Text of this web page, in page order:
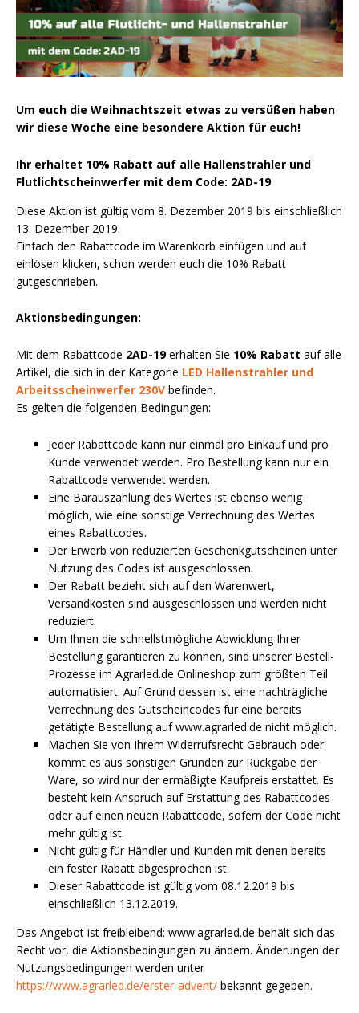
LED Beleuchtungssets
Sonstiges
Kostenlose Lichtplanung
Über uns
Agrarled Blog
+49 (0) 3222 1851714
info@agrarled.de
+49(0)1520 5391500
Vorteilsverpackungen
LED Beleuchtungssets
Sonstiges
Kostenlose Lichtplanung
Alle anzeigen
Um euch die Weihnachtszeit etwas zu versüßen haben
wir diese Woche eine besondere Aktion für euch!
Ihr erhaltet 10% Rabatt auf alle Hallenstrahler und
Flutlichtscheinwerfer mit dem Code: 2AD-19
Diese Aktion ist gültig vom 8. Dezember 2019 bis einschließlich
13. Dezember 2019.
Einfach den Rabattcode im Warenkorb einfügen und auf
einlösen klicken, schon werden euch die 10% Rabatt
gutgeschrieben.
Aktionsbedingungen:
Mit dem Rabattcode 2AD-19erhalten Sie 10% Rabatt auf alle
Artikel, die sich in der Kategorie LED Hallenstrahler und
Arbeitsscheinwerfer 230V befinden.
Es gelten die folgenden Bedingungen:
Jeder Rabattcode kann nur einmal pro Einkauf und pro
Kunde verwendet werden. Pro Bestellung kann nur ein
Rabattcode verwendet werden.
Eine Barauszahlung des Wertes ist ebenso wenig
möglich, wie eine sonstige Verrechnung des Wertes
eines Rabattcodes.
Der Erwerb von reduzierten Geschenkgutscheinen unter
Nutzung des Codes ist ausgeschlossen.
Der Rabatt bezieht sich auf den Warenwert,
Versandkosten sind ausgeschlossen und werden nicht
reduziert.
Um Ihnen die schnellstmögliche Abwicklung Ihrer
Bestellung garantieren zu können, sind unserer Bestell-
Prozesse im Agrarled.de Onlineshop zum größten Teil
automatisiert. Auf Grund dessen ist eine nachträgliche
Verrechnung des Gutscheincodes für eine bereits
getätigte Bestellung auf www.agrarled.de nicht möglich.
Machen Sie von Ihrem Widerrufsrecht Gebrauch oder
kommt es aus sonstigen Gründen zur Rückgabe der
Ware, so wird nur der ermäßigte Kaufpreis erstattet. Es
besteht kein Anspruch auf Erstattung des Rabattcodes
oder auf einen neuen Rabattcode, sofern der Code nicht
mehr gültig ist.
Nicht gültig für Händler und Kunden mit denen bereits
ein fester Rabatt abgesprochen ist.
Dieser Rabattcode ist gültig vom 08.12.2019 bis
einschließlich 13.12.2019.
Das Angebot ist freibleibend: www.agrarled.de behält sich das
Recht vor, die Aktionsbedingungen zu ändern. Änderungen der
Nutzungsbedingungen werden unter
https://www.agrarled.de/erster-advent/ bekannt gegeben.